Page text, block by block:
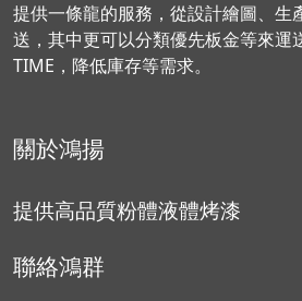
提供一條龍的服務，從設計繪圖、生
送，其中更可以分類優先板金等來運
TIME，降低庫存等需求。
關於鴻揚
提供高品質粉體液體烤漆
聯絡鴻群